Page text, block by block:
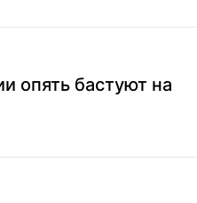
опять бастуют на